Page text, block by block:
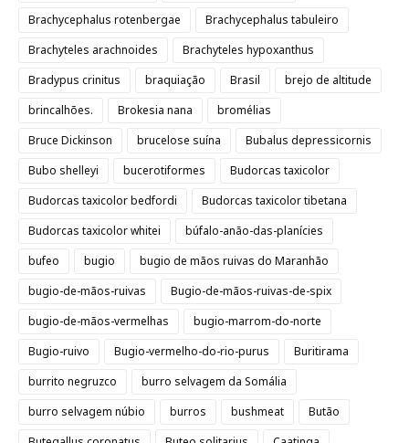
Brachycephalus rotenbergae
Brachycephalus tabuleiro
Brachyteles arachnoides
Brachyteles hypoxanthus
Bradypus crinitus
braquiação Brasil
brejo de altitude
brincalhões.
Brokesia nana
bromélias
Bruce Dickinson
brucelose suína
Bubalus depressicornis
Bubo shelleyi
bucerotiformes
Budorcas taxicolor
Budorcas taxicolor bedfordi
Budorcas taxicolor tibetana
Budorcas taxicolor whitei
búfalo-anão-das-planícies
bufeo
bugio
bugio de mãos ruivas do Maranhão
bugio-de-mãos-ruivas
Bugio-de-mãos-ruivas-de-spix
bugio-de-mãos-vermelhas
bugio-marrom-do-norte
Bugio-ruivo
Bugio-vermelho-do-rio-purus
Buritirama
burrito negruzco
burro selvagem da Somália
burro selvagem núbio
burros bushmeat
Butão